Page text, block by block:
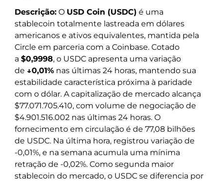
Descrição: O USD Coin (USDC) é uma
stablecoin totalmente lastreada em dólares
americanos e ativos equivalentes, mantida pela
Circle em parceria com a Coinbase. Cotado
a $0,9998, o USDC apresenta uma variação
de ↓0,01% nas últimas 24 horas, mantendo sua
estabilidade característica próxima à paridade
com o dólar. A capitalização de mercado alcança
$77.071.705.410, com volume de negociação de
$4.901.516.002 nas últimas 24 horas. O
fornecimento em circulação é de 77,08 bilhões
de USDC. Na última hora, registrou variação de
-0,01%, e na semana acumula uma mínima
retração de -0,02%. Como segunda maior
stablecoin do mercado, o USDC se diferencia por